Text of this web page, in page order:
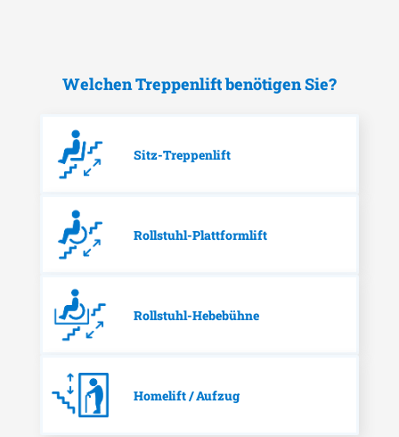
Welchen Treppenlift benötigen Sie?
Sitz-Treppenlift
Rollstuhl-Plattformlift
Rollstuhl-Hebebühne
Homelift / Aufzug